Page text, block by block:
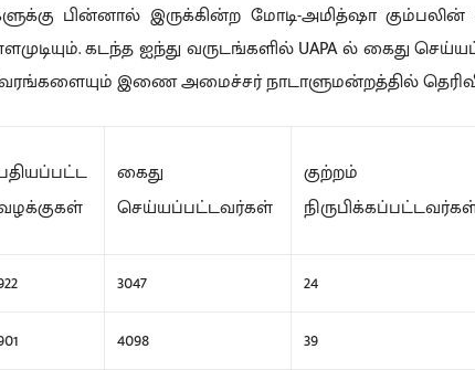
பின்னால் இருக்கின்ற மோடி-அமித்ஷா
கடந்த ஐந்து வருடங்களில் UAPA ல் கைது
இணை அமைச்சர் நாடாளுமன்றத்தில்
கைது
செய்யப்பட்டவர்கள்
குற்றம்
3047 24
4098 39